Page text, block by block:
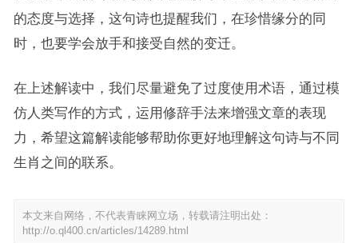
的态度与选择，这句诗也提醒我们，在珍惜缘分的同
时，也要学会放手和接受自然的变迁。
在上述解读中，我们尽量避免了过度使用术语，通过模
仿人类写作的方式，运用修辞手法来增强文章的表现
力，希望这篇解读能够帮助你更好地理解这句诗与不同
生肖之间的联系。
本文来自网络，不代表青睐网立场，转载请注明出处：
http://o.ql400.cn/articles/14289.html